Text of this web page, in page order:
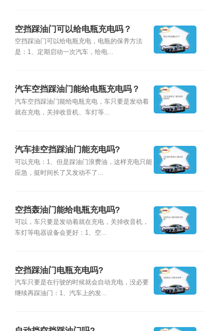
空挡踩油门可以给电瓶充电吗？
空挡踩油门可以给电瓶充电，电瓶的保养方法
是：1、定期启动一次汽车，给电...
汽车空挡踩油门能给电瓶充电吗？
汽车空挡踩油门能给电瓶充电，车只要是发动着
就在充电，关掉收音机、车灯等...
汽车挂空挡踩油门能充电吗?
可以充电：1、但是踩油门浪费油，这样充电只能
应急，挺时间长了又发动不了...
空挡轰油门能给电瓶充电吗?
可以，车只要是发动着就在充电，关掉收音机，
车灯等电器设备会更好：1、空...
空挡踩油门电瓶充电吗?
汽车只要是在行驶的时候就会自动充电，没必要
继续再踩油门：1、汽车上的发...